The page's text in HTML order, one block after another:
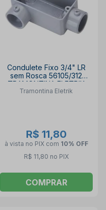
Condulete Fixo 3/4" LR
sem Rosca 56105/312
TRAMONTINA ELETRIK
Tramontina Eletrik
R$ 11,80
à vista no PIX com 10% OFF
R$ 11,80 no PIX
COMPRAR